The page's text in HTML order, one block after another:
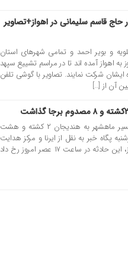
قاسم سلیمانی در اهواز+تصاویر
و بویر احمد و تمامی شهرهای استان
اهواز آمده اند تا در مراسم تشییع سپهد
شرکت نمایند. تصاویر با گوشی تلفن
آن از […]
تصادف ۲ خودروی پراید با یکدیگر در مسیر ماهشهر به هندیجان ۲ کشته و هشت
پگاه خبر به نقل از ایرنا و مرکز هدایت
عملیات بحران دانشگاه جندی شاپور اهواز، این حادثه در ساعت ۱۷ عصر امروز رخ داد